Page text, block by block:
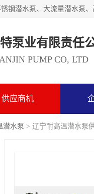
泵业有限责任
PUMP CO, LTD
供应商机
潜水泵 > 辽宁耐高温潜水泵